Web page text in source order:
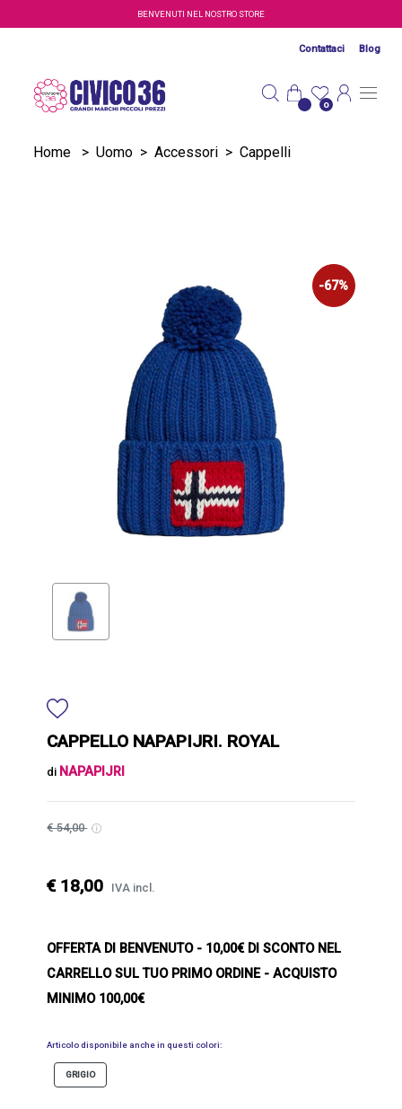
Salta al contenuto principaleBENVENUTI NEL NOSTRO STORE
Contattaci Blog
0
Home > Uomo > Accessori > Cappelli
-67%
CAPPELLO NAPAPIJRI. ROYAL
di NAPAPIJRI
€ 54,00
€ 18,00 IVA incl.
OFFERTA DI BENVENUTO- 10,00€ DI SCONTO NEL
CARRELLO SUL TUO PRIMO ORDINE - ACQUISTO
MINIMO 100,00€
Articolo disponibile anche in questi colori:
GRIGIO